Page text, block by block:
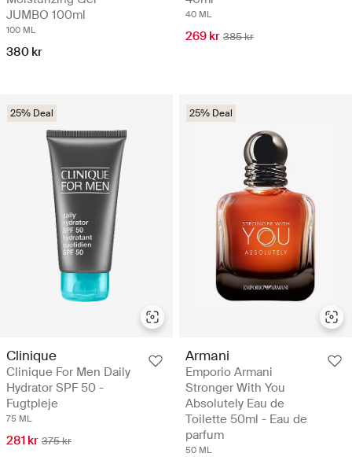
JUMBO 100ml
100 ML
380 kr
40 ML
269 kr 385 kr
25% Deal
Clinique
Clinique For Men Daily
Hydrator SPF 50 -
Fugtpleje
75 ML
281 kr 375 kr
25% Deal
Armani
Emporio Armani
Stronger With You
Absolutely Eau de
Toilette 50ml - Eau de
parfum
50 ML